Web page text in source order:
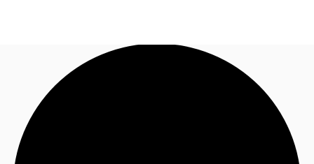
Nuestros Servicios
Noticias e Investigaciones
Llama ahora